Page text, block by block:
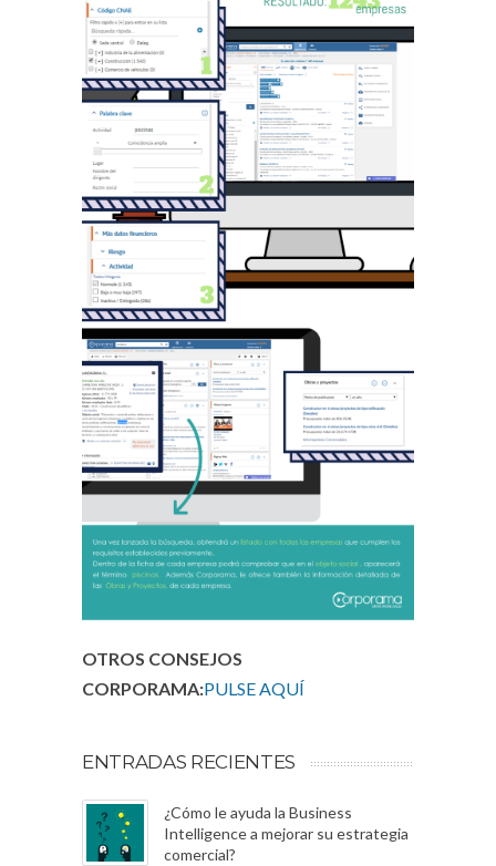
OTROS CONSEJOS
CORPORAMA:PULSE AQUÍ
ENTRADAS RECIENTES
¿Cómo le ayuda la Business
Intelligence a mejorar su estrategia
comercial?